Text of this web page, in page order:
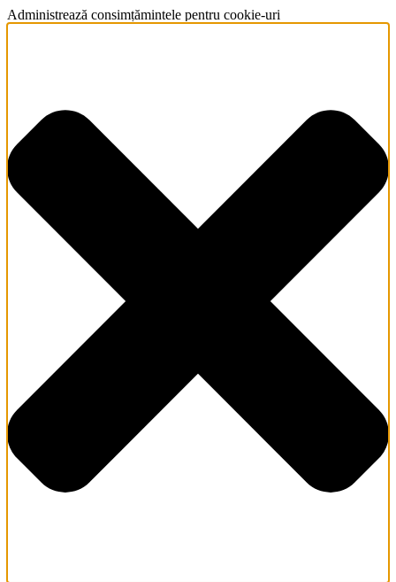
Administrează consimțămintele pentru cookie-uri